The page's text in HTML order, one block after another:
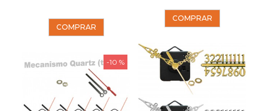
COMPRAR
COMPRAR
-10 %